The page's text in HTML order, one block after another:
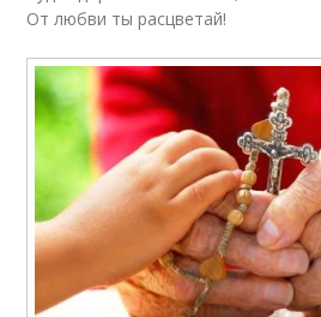
От любви ты расцветай!